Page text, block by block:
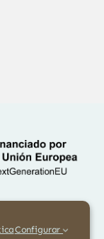
de la Unión
Configurar